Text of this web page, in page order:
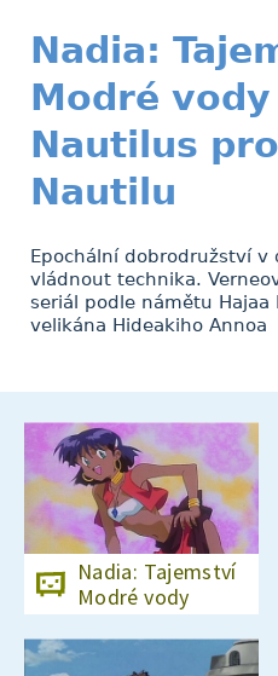
Nadia:
Modré
Nautilus
Nautilu
Epochální dobrodružství v
vládnout technika.
seriál podle námětu
velikána Hideakiho Annoa
Nadia: Tajemství
Modré vody